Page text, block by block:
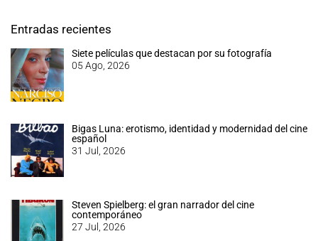
Entradas recientes
Siete películas que destacan por su fotografía
05 Ago, 2026
Bigas Luna: erotismo, identidad y modernidad del cine
español
31 Jul, 2026
Steven Spielberg: el gran narrador del cine
contemporáneo
27 Jul, 2026